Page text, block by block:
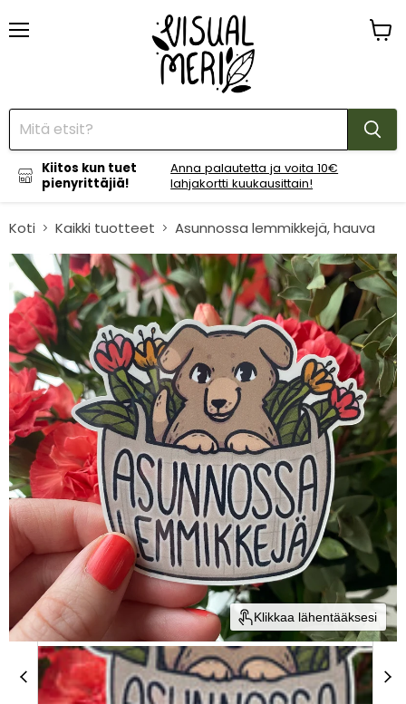
Kiitos kun tuet
pienyrittäjiä!
Anna palautetta ja voita 10€
lahjakortti kuukausittain!
Koti Kaikki tuotteet Asunnossa lemmikkejä, hauva
Klikkaa lähentääksesi